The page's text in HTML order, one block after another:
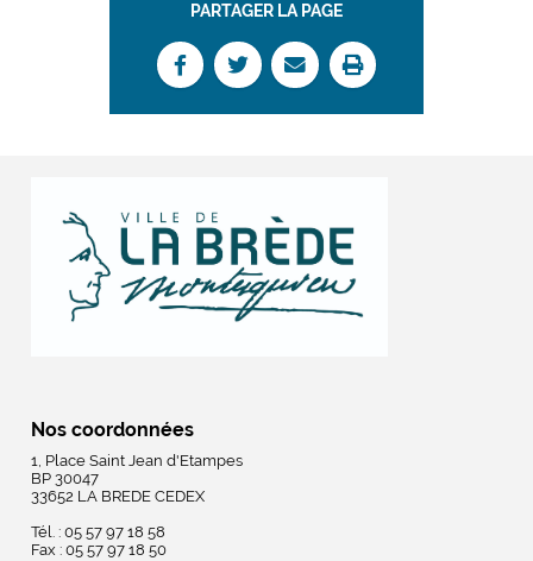
PARTAGER LA PAGE
Nos coordonnées
1, Place Saint Jean d'Etampes
BP 30047
33652 LA BREDE CEDEX
Tél. : 05 57 97 18 58
Fax : 05 57 97 18 50